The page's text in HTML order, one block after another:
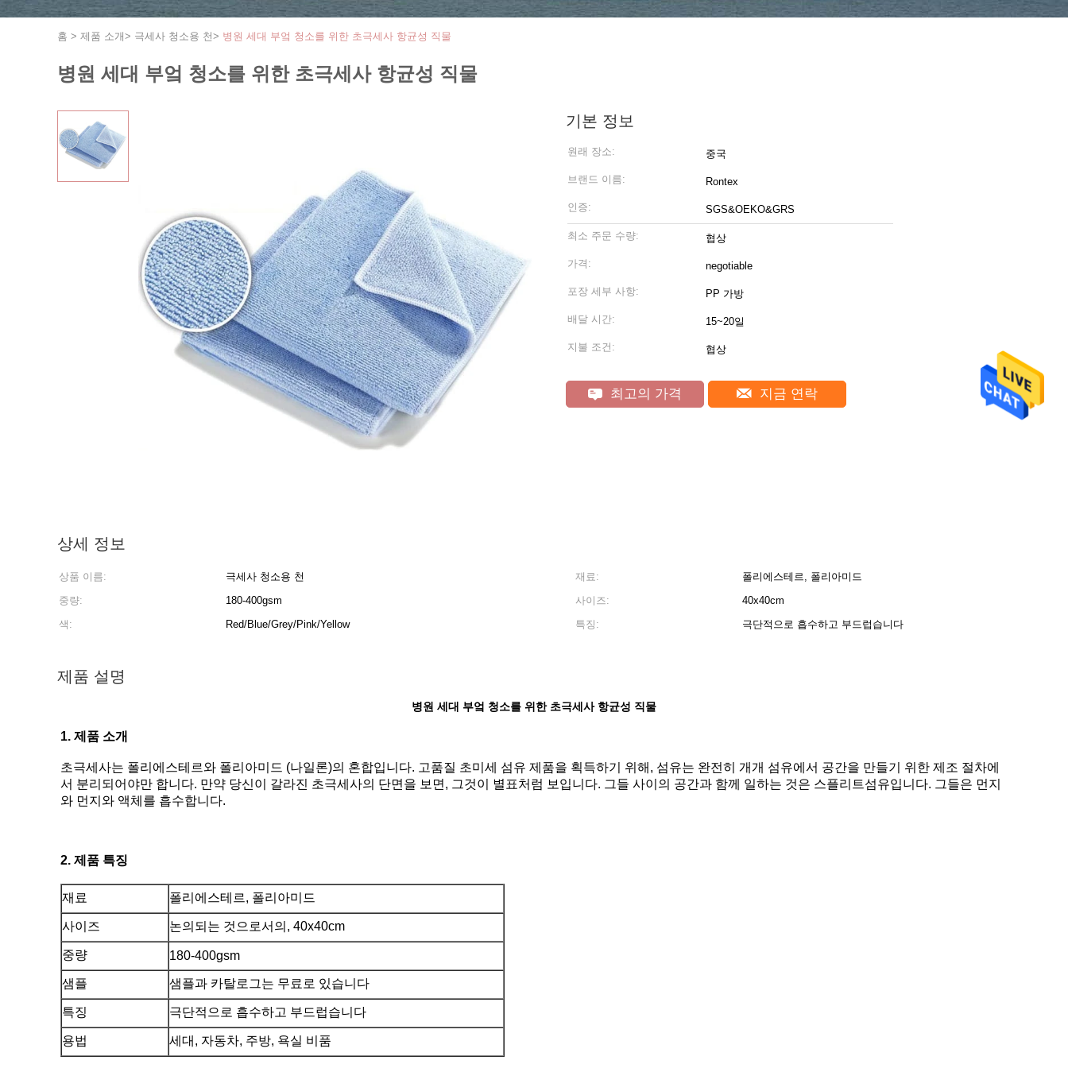
홈 > 제품 소개> 극세사 청소용 천> 병원 세대 부엌 청소를 위한 초극세사 항균성 직물
병원 세대 부엌 청소를 위한 초극세사 항균성 직물
기본 정보
원래 장소: 중국
브랜드 이름: Rontex
인증: SGS&OEKO&GRS
최소 주문 수량: 협상
가격: negotiable
포장 세부 사항: PP 가방
배달 시간: 15~20일
지불 조건: 협상
최고의 가격 지금 연락
상세 정보
상품 이름: 극세사 청소용 천 재료:
폴리에스테르, 폴리아미드
중량:
180-400gsm 사이즈:
40x40cm
색:
Red/Blue/Grey/Pink/Yellow 특징: 극단적으로 흡수하고 부드럽습니다
제품 설명
병원 세대 부엌 청소를 위한 초극세사 항균성 직물
1. 제품 소개
초극세사는 폴리에스테르와 폴리아미드 (나일론)의 혼합입니다. 고품질 초미세 섬유 제품을 획득하기 위해, 섬유는 완전히 개개 섬유에서 공간을 만들기 위한 제조 절차에
서 분리되어야만 합니다. 만약 당신이 갈라진 초극세사의 단면을 보면, 그것이 별표처럼 보입니다. 그들 사이의 공간과 함께 일하는 것은 스플리트섬유입니다. 그들은 먼지
와 먼지와 액체를 흡수합니다.
2. 제품 특징
재료 폴리에스테르, 폴리아미드
사이즈 논의되는 것으로서의 , 40x40cm
중량 180-400gsm
샘플 샘플과 카탈로그는 무료로 있습니다
특징 극단적으로 흡수하고 부드럽습니다
용법 세대, 자동차, 주방, 욕실 비품